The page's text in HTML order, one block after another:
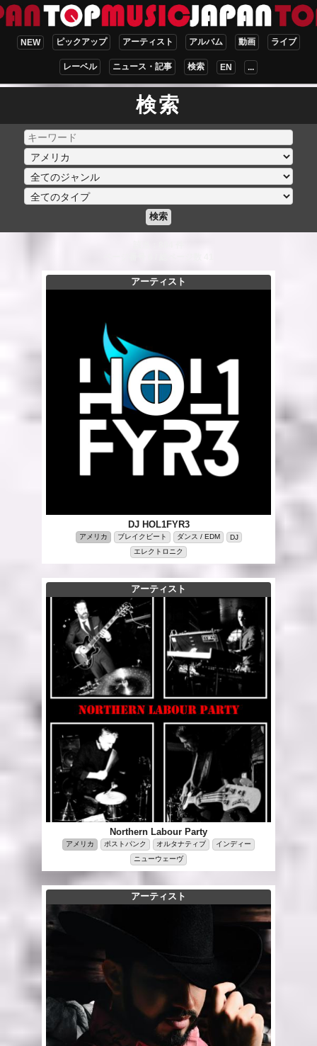
NEW ピックアップ アーティスト アルバム 動画 ライブ
レーベル ニュース・記事 検索 EN ...
検索
検索
アーティスト
DJ HOL1FYR3
アメリカ ブレイクビート ダンス / EDM
DJ
エレクトロニク
アーティスト
Northern Labour Party
アメリカ ポストパンク オルタナティブ
インディー
ニューウェーヴ
アーティスト